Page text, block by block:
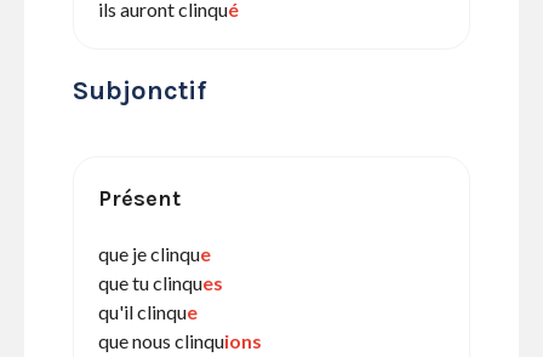
ils auront clinqué
Subjonctif
Présent
que je clinque
que tu clinques
qu'il clinque
que nous clinquions